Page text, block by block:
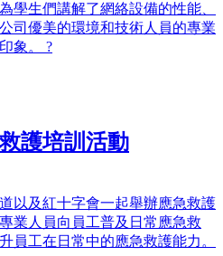
學生們講解了網絡設備的性能、
司優美的環境和技術人員的專業
象。 ?
護培訓活動
以及紅十字會一起舉辦應急救護
業人員向員工普及日常應急救
員工在日常中的應急救護能力。